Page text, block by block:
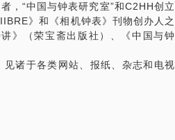
书籍可供参考。
，“中国与钟表研究室”和C2HH创立
》和《相机钟表》刊物创办人之
》（荣宝斋出版社）、《中国与钟
诸于各类网站、报纸、杂志和电视